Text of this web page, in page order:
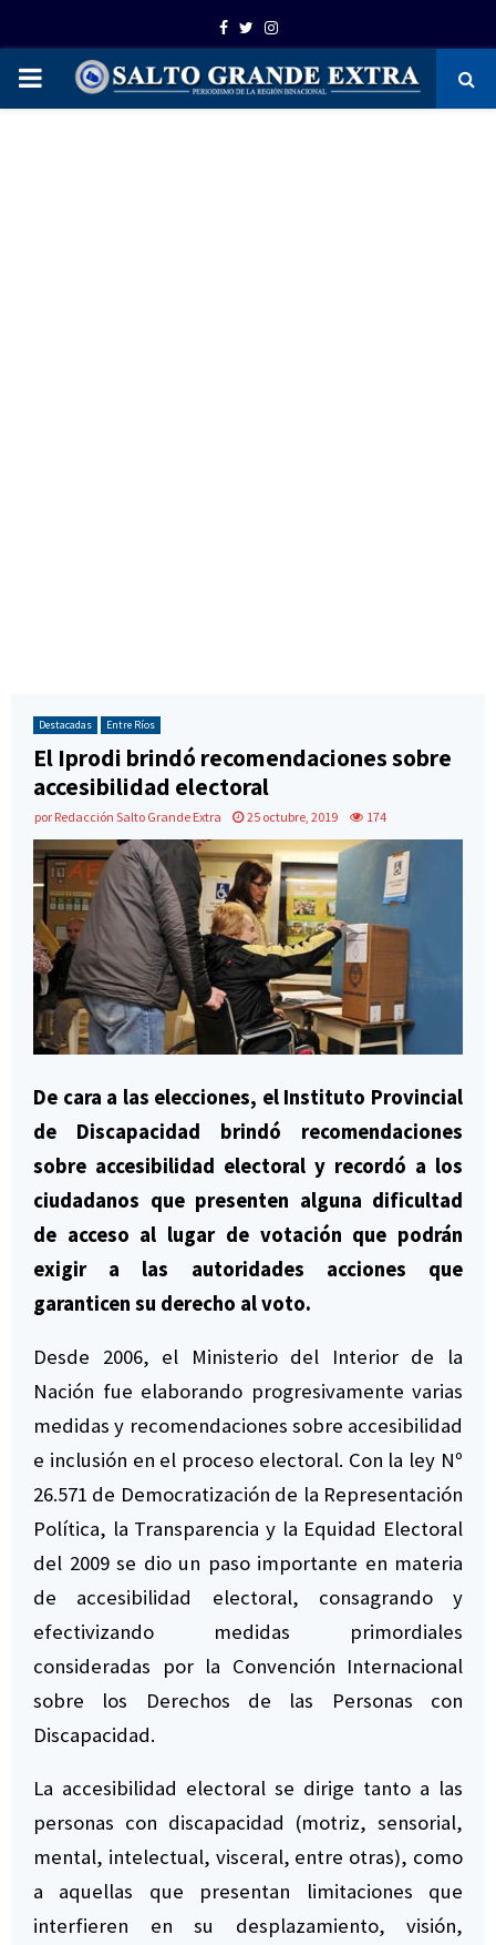
Facebook
TwitterInstagram
PRIMARY
Destacadas Entre Ríos
El Iprodi brindó recomendaciones sobre
accesibilidad electoral
por Redacción Salto Grande Extra 25 octubre, 2019 174
De cara a las elecciones, el Instituto Provincial
de Discapacidad brindó recomendaciones
sobre accesibilidad electoral y recordó a los
ciudadanos que presenten alguna dificultad
de acceso al lugar de votación que podrán
exigir a las autoridades acciones que
garanticen su derecho al voto.
Desde 2006, el Ministerio del Interior de la
Nación fue elaborando progresivamente varias
medidas y recomendaciones sobre accesibilidad
e inclusión en el proceso electoral. Con la ley Nº
26.571 de Democratización de la Representación
Política, la Transparencia y la Equidad Electoral
del 2009 se dio un paso importante en materia
de accesibilidad electoral, consagrando y
efectivizando medidas primordiales
consideradas por la Convención Internacional
sobre los Derechos de las Personas con
Discapacidad.
La accesibilidad electoral se dirige tanto a las
personas con discapacidad (motriz, sensorial,
mental, intelectual, visceral, entre otras), como
a aquellas que presentan limitaciones que
interfieren en su desplazamiento, visión,